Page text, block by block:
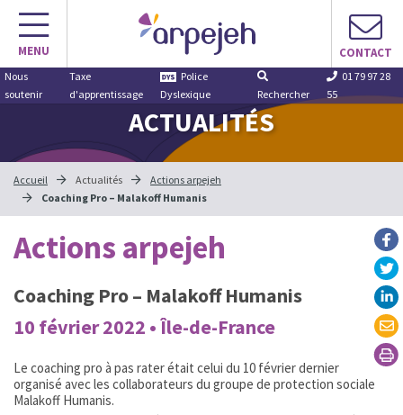
Aller
contenu
MENU CONTACT
Nous
soutenir
Taxe
d'apprentissage
Police
Dyslexique
Rechercher
01 79 97 28
55
ACTUALITÉS
Accueil Actualités
Actions arpejeh
Coaching Pro – Malakoff Humanis
Actions arpejeh
Coaching Pro – Malakoff Humanis
10 février 2022 • Île-de-France
Le coaching pro à pas rater était celui du 10 février dernier
organisé avec les collaborateurs du groupe de protection sociale
Malakoff Humanis.